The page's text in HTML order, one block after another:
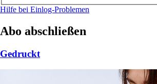
Hilfe bei Einlog-Problemen
Abo abschließen
Gedruckt